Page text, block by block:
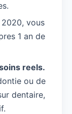
2020, vous
1 an de
reels.
ou de
dentaire,